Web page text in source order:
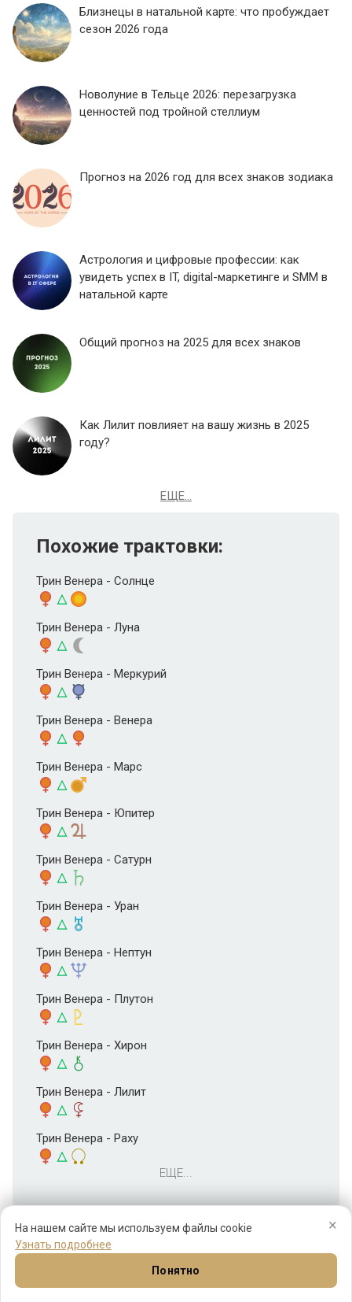
×
На нашем сайте мы используем файлы cookie
Узнать подробнее
Понятно
Близнецы в натальной карте: что пробуждает
сезон 2026 года
Новолуние в Тельце 2026: перезагрузка
ценностей под тройной стеллиум
Прогноз на 2026 год для всех знаков зодиака
Астрология и цифровые профессии: как
увидеть успех в IT, digital-маркетинге и SMM в
натальной карте
Общий прогноз на 2025 для всех знаков
Как Лилит повлияет на вашу жизнь в 2025
году?
ЕЩЕ...
Похожие трактовки:
Трин Венера - Солнце
Трин Венера - Луна
Трин Венера - Меркурий
Трин Венера - Венера
Трин Венера - Марс
Трин Венера - Юпитер
Трин Венера - Сатурн
Трин Венера - Уран
Трин Венера - Нептун
Трин Венера - Плутон
Трин Венера - Хирон
Трин Венера - Лилит
Трин Венера - Раху
ЕЩЕ...